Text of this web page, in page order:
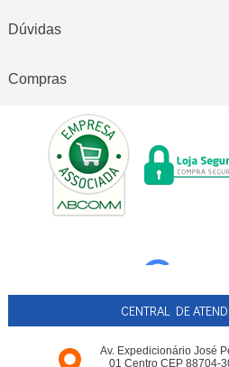
Dúvidas
Compras
CENTRAL DE
Av. Expedicionário José
01 Centro CEP 88704-